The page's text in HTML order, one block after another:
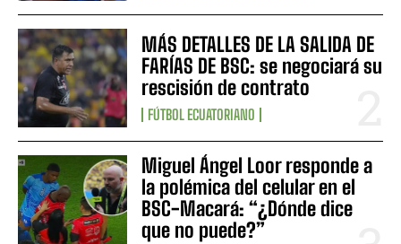
MÁS DETALLES DE LA SALIDA DE
FARÍAS DE BSC: se negociará su
rescisión de contrato
FÚTBOL ECUATORIANO
Miguel Ángel Loor responde a
la polémica del celular en el
BSC-Macará: “¿Dónde dice
que no puede?”